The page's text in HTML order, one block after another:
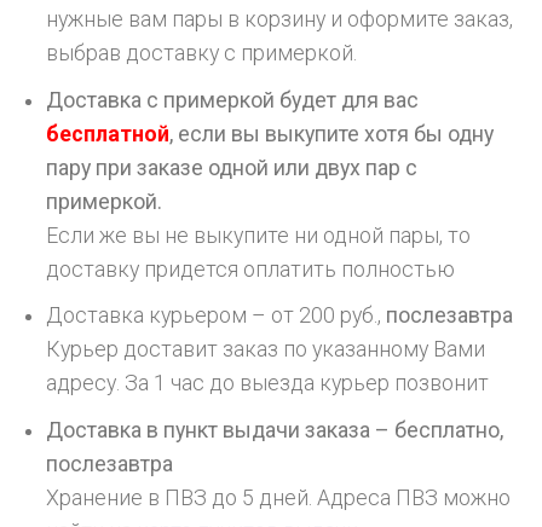
нужные вам пары в корзину и оформите заказ,
выбрав доставку с примеркой.
Доставка с примеркой будет для вас
бесплатной, если вы выкупите хотя бы одну
пару при заказе одной или двух пар с
примеркой.
Если же вы не выкупите ни одной пары, то
доставку придется оплатить полностью
Доставка курьером – от 200 руб., послезавтра
Курьер доставит заказ по указанному Вами
адресу. За 1 час до выезда курьер позвонит
Доставка в пункт выдачи заказа – бесплатно,
послезавтра
Хранение в ПВЗ до 5 дней. Адреса ПВЗ можно